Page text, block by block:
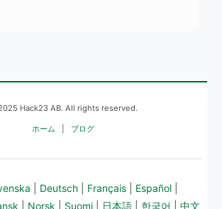
Hack23 AB. All rights reserved.
ホーム ブログ
Deutsch| Français| Español|
Norsk Suomi 日本語 한국어 中文